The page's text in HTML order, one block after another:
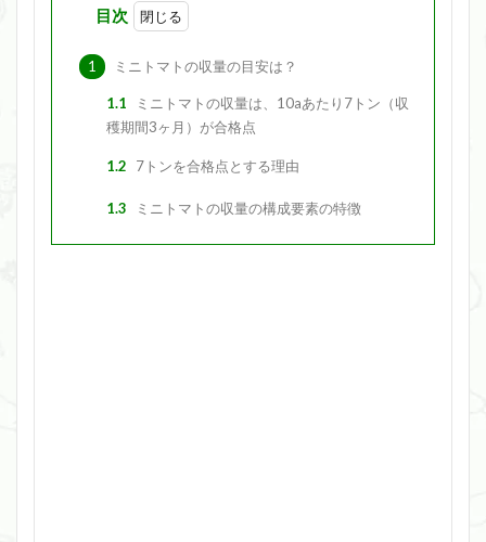
目次
1 ミニトマトの収量の目安は？
1.1
ミニトマトの収量は、10aあたり7トン（収
穫期間3ヶ月）が合格点
1.2 7トンを合格点とする理由
1.3 ミニトマトの収量の構成要素の特徴